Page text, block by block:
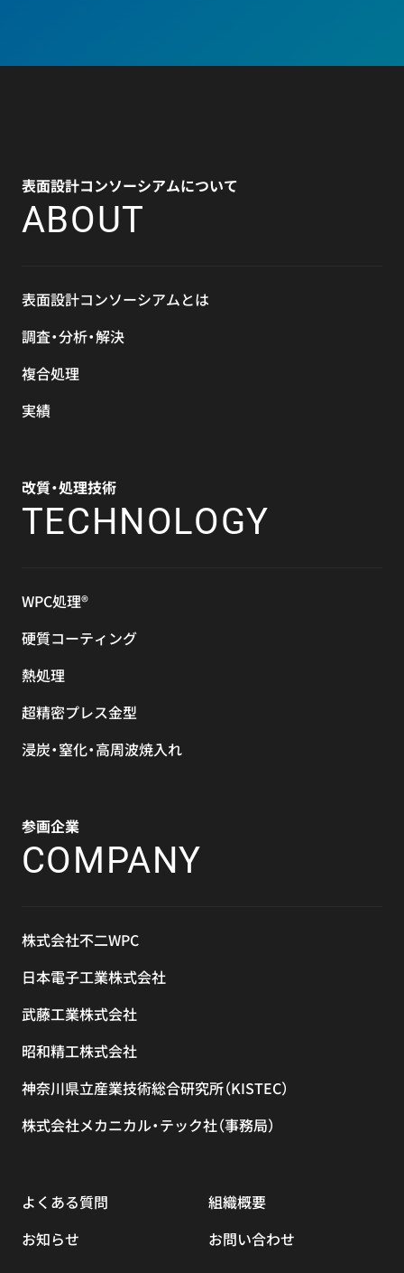
表面設計コンソーシアムについて
ABOUT
表面設計コンソーシアムとは
調査・分析・解決
複合処理
実績
改質・処理技術
TECHNOLOGY
WPC処理®
硬質コーティング
熱処理
超精密プレス金型
浸炭・窒化・高周波焼入れ
参画企業
COMPANY
株式会社不二WPC
日本電子工業株式会社
武藤工業株式会社
昭和精工株式会社
神奈川県立産業技術総合研究所（KISTEC）
株式会社メカニカル・テック社（事務局）
よくある質問
お知らせ
お問い合わせ
組織概要